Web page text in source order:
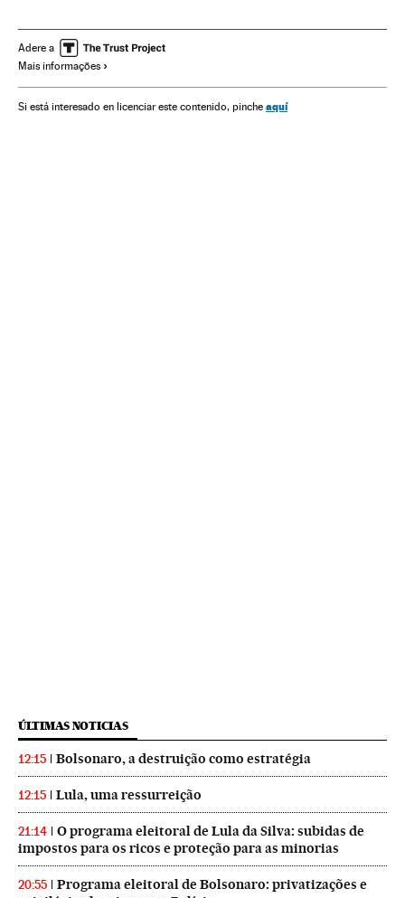
Desastres naturais Solidariedade
América do Sul
Adere a
Mais informações
Si está interesado en licenciar este contenido, pinche aquí
ÚLTIMAS NOTICIAS
12:15 Bolsonaro, a destruição como estratégia
12:15 Lula, uma ressurreição
21:14
O programa eleitoral de Lula da Silva: subidas de
impostos para os ricos e proteção para as minorias
20:55
Programa eleitoral de Bolsonaro: privatizações e